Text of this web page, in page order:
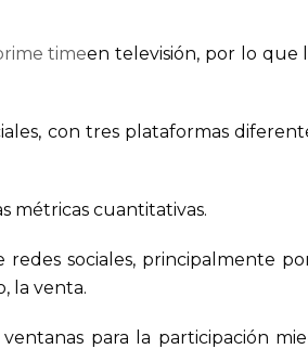
timeen televisión, por lo que
con tres plataformas
métricas cuantitativas.
sociales, principalmente
la venta.
para la participación